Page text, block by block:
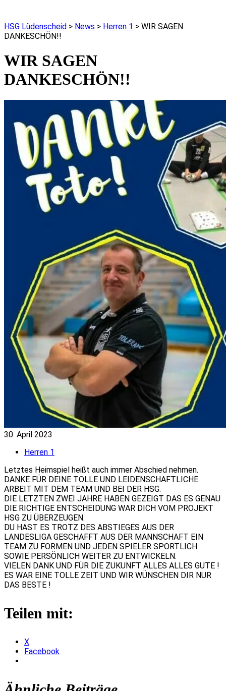
HSG Lüdenscheid > News > Herren 1 > WIR SAGEN
DANKESCHÖN!!
WIR SAGEN
DANKESCHÖN!!
30. April 2023
Herren 1
Letztes Heimspiel heißt auch immer Abschied nehmen.
DANKE FÜR DEINE TOLLE UND LEIDENSCHAFTLICHE
ARBEIT MIT DEM TEAM UND BEI DER HSG.
DIE LETZTEN ZWEI JAHRE HABEN GEZEIGT DAS ES GENAU
DIE RICHTIGE ENTSCHEIDUNG WAR DICH VOM PROJEKT
HSG ZU ÜBERZEUGEN.
DU HAST ES TROTZ DES ABSTIEGES AUS DER
LANDESLIGA GESCHAFFT AUS DER MANNSCHAFT EIN
TEAM ZU FORMEN UND JEDEN SPIELER SPORTLICH
SOWIE PERSÖNLICH WEITER ZU ENTWICKELN.
VIELEN DANK UND FÜR DIE ZUKUNFT ALLES ALLES GUTE !
ES WAR EINE TOLLE ZEIT UND WIR WÜNSCHEN DIR NUR
DAS BESTE !
Teilen mit:
X
Facebook